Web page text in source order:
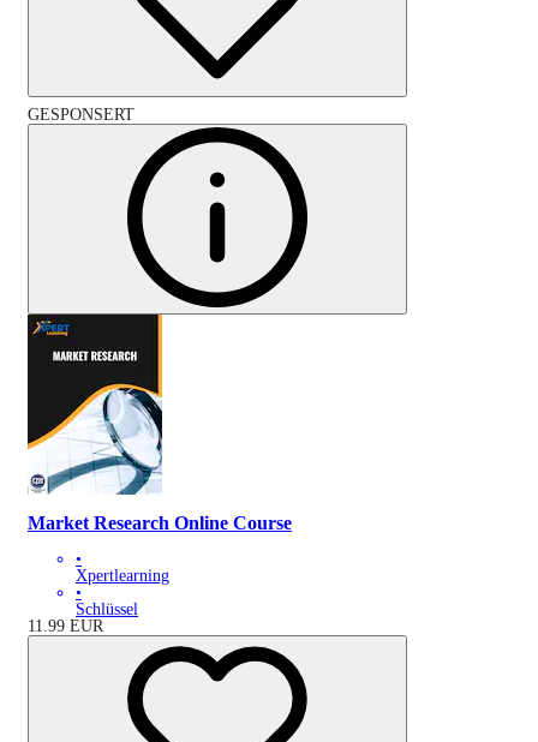
GESPONSERT
Market Research Online Course
•
Xpertlearning
•
Schlüssel
11.99 EUR